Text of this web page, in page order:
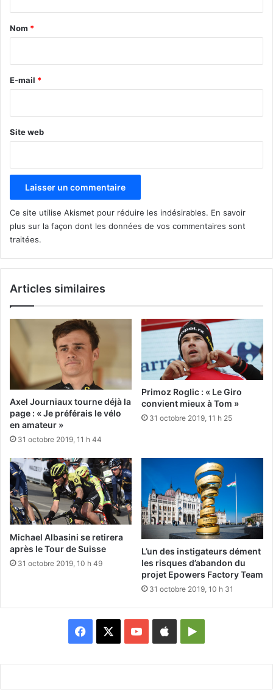
a
e
Nom *
E-mail *
Site web
Ce site utilise Akismet pour réduire les indésirables. En savoir
plus sur la façon dont les données de vos commentaires sont
traitées.
Articles similaires
Axel Journiaux tourne déjà la
page : « Je préférais le vélo
en amateur »
31 octobre 2019, 11 h 44
Primoz Roglic : « Le Giro
convient mieux à Tom »
31 octobre 2019, 11 h 25
Michael Albasini se retirera
après le Tour de Suisse
31 octobre 2019, 10 h 49
L’un des instigateurs dément
les risques d’abandon du
projet Epowers Factory Team
31 octobre 2019, 10 h 31
Facebook YouTubeAppleGoogle